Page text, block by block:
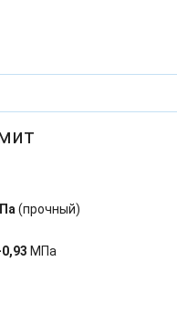
(прочный)
МПа